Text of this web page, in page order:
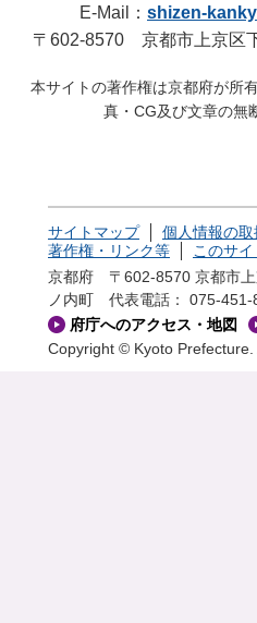
E-Mail： shizen-
〒602-8570 京都市上京区
本サイトの著作権は京都府が所
真・CG及び文章の無
サイトマップ
個人情報の取
著作権・リンク等
このサ
京都府 〒602-8570 京都市上
ノ内町
代表電話： 075-451-
府庁へのアクセス・地図
Copyright © Kyoto Prefecture.